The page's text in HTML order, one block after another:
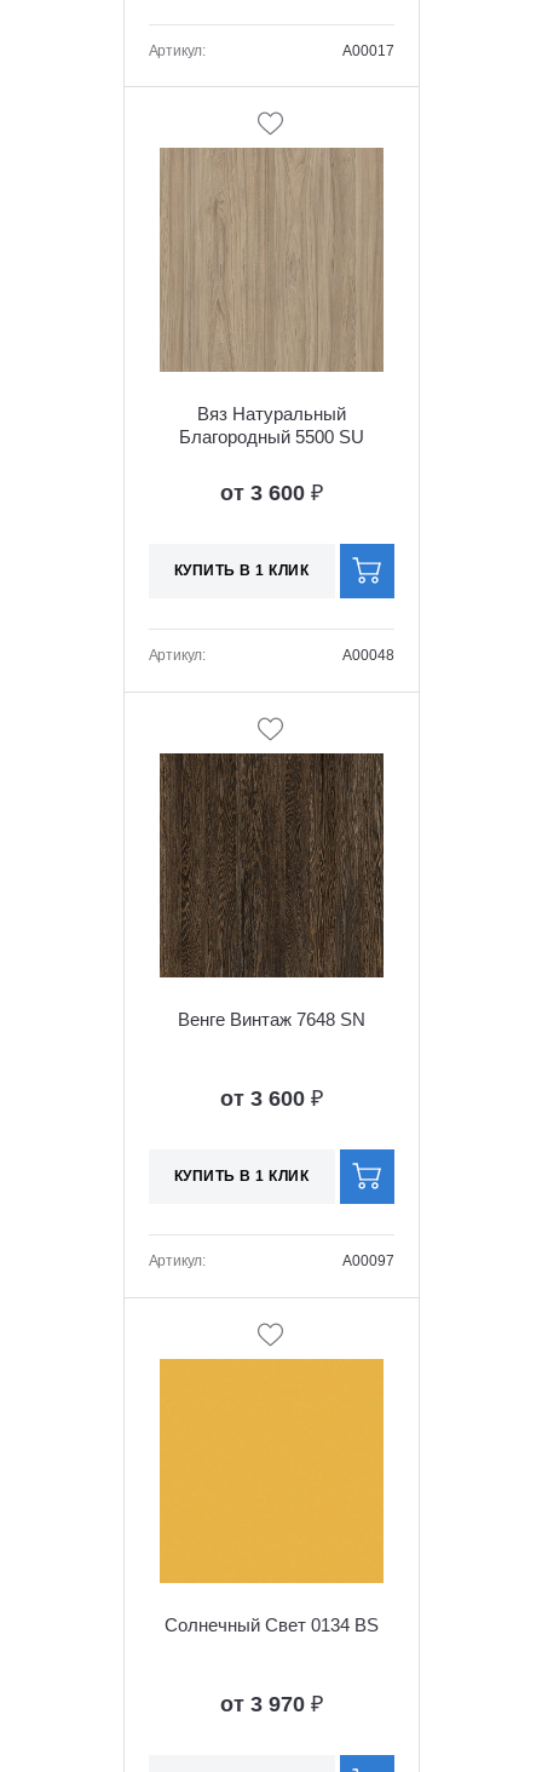
Артикул: A00017
Вяз Натуральный
Благородный 5500 SU
от 3 600 ₽
КУПИТЬ В 1 КЛИК
Артикул: A00048
Венге Винтаж 7648 SN
от 3 600 ₽
КУПИТЬ В 1 КЛИК
Артикул: A00097
Солнечный Свет 0134 BS
от 3 970 ₽